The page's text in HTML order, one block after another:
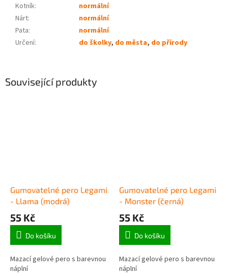
Související produkty
Gumovatelné pero Legami
- Llama (modrá)
55 Kč
Do košíku
Mazací gelové pero s barevnou
náplní
Gumovatelné pero Legami
- Monster (černá)
55 Kč
Do košíku
Mazací gelové pero s barevnou
náplní
Kotník:
normální
Nárt:
normální
Pata:
normální
Určení: do školky, do města, do přírody